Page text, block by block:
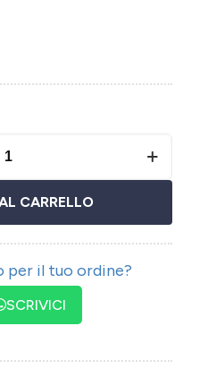
CARRELLO
per il tuo ordine?
SCRIVICI